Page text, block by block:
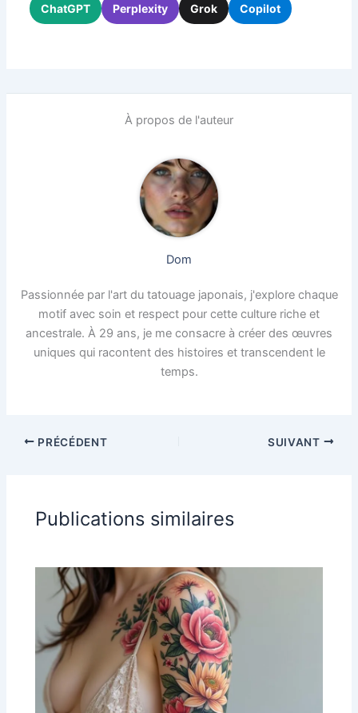
ChatGPT Perplexity Grok Copilot
À propos de l'auteur
Dom
Passionnée par l'art du tatouage japonais, j'explore chaque
motif avec soin et respect pour cette culture riche et
ancestrale. À 29 ans, je me consacre à créer des œuvres
uniques qui racontent des histoires et transcendent le
temps.
PRÉCÉDENT SUIVANT
Publications similaires